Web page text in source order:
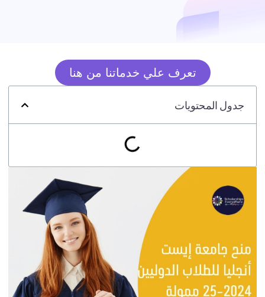
تعرف علي خدماتنا من هنا
جدول المحتويات